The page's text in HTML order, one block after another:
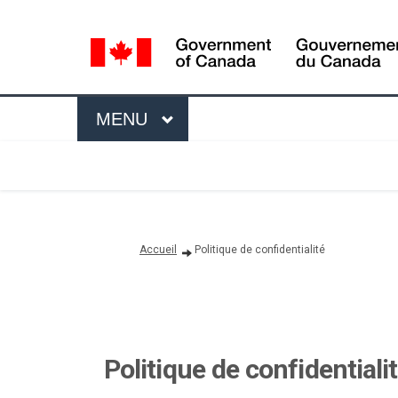
selection
Menu
MAIN
MENU
Vous êtes ici:
Accueil Politique de confidentialité
Politique de